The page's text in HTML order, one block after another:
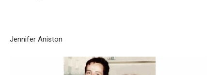
Jennifer Aniston